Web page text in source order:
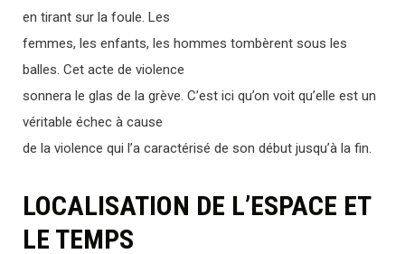
en tirant sur la foule. Les
femmes, les enfants, les hommes tombèrent sous les
balles. Cet acte de violence
sonnera le glas de la grève. C’est ici qu’on voit qu’elle est un
véritable échec à cause
de la violence qui l’a caractérisé de son début jusqu’à la fin.
LOCALISATION DE L’ESPACE ET
LE TEMPS